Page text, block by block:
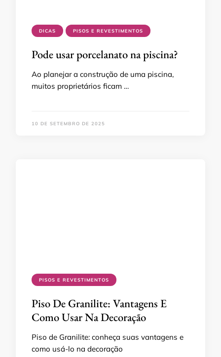
DICAS PISOS E REVESTIMENTOS
Pode usar porcelanato na piscina?
Ao planejar a construção de uma piscina,
muitos proprietários ficam …
10 DE SETEMBRO DE 2025
PISOS E REVESTIMENTOS
Piso De Granilite: Vantagens E
Como Usar Na Decoração
Piso de Granilite: conheça suas vantagens e
como usá-lo na decoração